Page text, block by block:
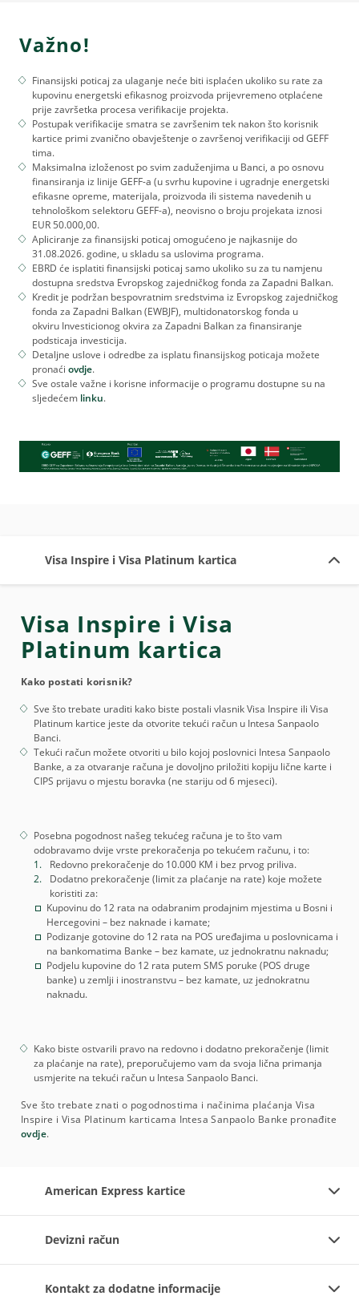
Važno!
Finansijski poticaj za ulaganje neće biti isplaćen ukoliko su rate za
kupovinu energetski efikasnog proizvoda prijevremeno otplaćene
prije završetka procesa verifikacije projekta.
Postupak verifikacije smatra se završenim tek nakon što korisnik
kartice primi zvanično obavještenje o završenoj verifikaciji od GEFF
tima.
Maksimalna izloženost po svim zaduženjima u Banci, a po osnovu
finansiranja iz linije GEFF-a (u svrhu kupovine i ugradnje energetski
efikasne opreme, materijala, proizvoda ili sistema navedenih u
tehnološkom selektoru GEFF-a), neovisno o broju projekata iznosi
EUR 50.000,00.
Apliciranje za finansijski poticaj omogućeno je najkasnije do
31.08.2026. godine, u skladu sa uslovima programa.
EBRD će isplatiti finansijski poticaj samo ukoliko su za tu namjenu
dostupna sredstva Evropskog zajedničkog fonda za Zapadni Balkan.
Kredit je podržan bespovratnim sredstvima iz Evropskog zajedničkog
fonda za Zapadni Balkan (EWBJF), multidonatorskog fonda u
okviru Investicionog okvira za Zapadni Balkan za finansiranje
podsticaja investicija.
Detaljne uslove i odredbe za isplatu finansijskog poticaja možete
pronaći ovdje.
Sve ostale važne i korisne informacije o programu dostupne su na
sljedećem linku.
Visa Inspire i Visa Platinum kartica
Visa Inspire i Visa
Platinum kartica
Kako postati korisnik?
Sve što trebate uraditi kako biste postali vlasnik Visa Inspire ili Visa
Platinum kartice jeste da otvorite tekući račun u Intesa Sanpaolo
Banci.
Tekući račun možete otvoriti u bilo kojoj poslovnici Intesa Sanpaolo
Banke, a za otvaranje računa je dovoljno priložiti kopiju lične karte i
CIPS prijavu o mjestu boravka (ne stariju od 6 mjeseci).
Posebna pogodnost našeg tekućeg računa je to što vam
odobravamo dvije vrste prekoračenja po tekućem računu, i to:
Redovno prekoračenje do 10.000 KM i bez prvog priliva.
Dodatno prekoračenje (limit za plaćanje na rate) koje možete
koristiti za:
Kupovinu do 12 rata na odabranim prodajnim mjestima u Bosni i
Hercegovini – bez naknade i kamate;
Podizanje gotovine do 12 rata na POS uređajima u poslovnicama i
na bankomatima Banke – bez kamate, uz jednokratnu naknadu;
Podjelu kupovine do 12 rata putem SMS poruke (POS druge
banke) u zemlji i inostranstvu – bez kamate, uz jednokratnu
naknadu.
Kako biste ostvarili pravo na redovno i dodatno prekoračenje (limit
za plaćanje na rate), preporučujemo vam da svoja lična primanja
usmjerite na tekući račun u Intesa Sanpaolo Banci.
Sve što trebate znati o pogodnostima i načinima plaćanja Visa
Inspire i Visa Platinum karticama Intesa Sanpaolo Banke pronađite
ovdje.
American Express kartice
Devizni račun
Kontakt za dodatne informacije